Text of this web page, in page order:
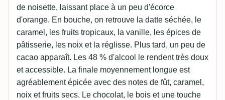
de noisette, laissant place à un peu d'écorce
d'orange. En bouche, on retrouve la datte séchée, le
caramel, les fruits tropicaux, la vanille, les épices de
pâtisserie, les noix et la réglisse. Plus tard, un peu de
cacao apparaît. Les 48 % d'alcool le rendent très doux
et accessible. La finale moyennement longue est
agréablement épicée avec des notes de fût, caramel,
noix et fruits secs. Le chocolat, le bois et une touche